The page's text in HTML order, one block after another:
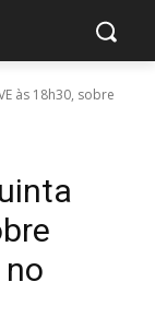
às 18h30, sobre